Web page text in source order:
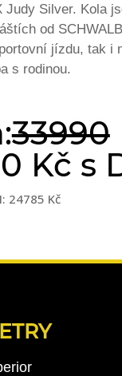
Judy Silver. Kola
od
jízdu, tak i
s rodinou.
33990
Kč s
24785 Kč